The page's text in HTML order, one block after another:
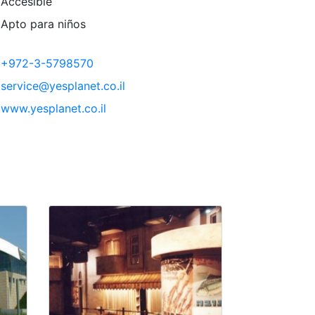
para niños
+972-3-5798570
service@yesplanet.co.il
www.yesplanet.co.il